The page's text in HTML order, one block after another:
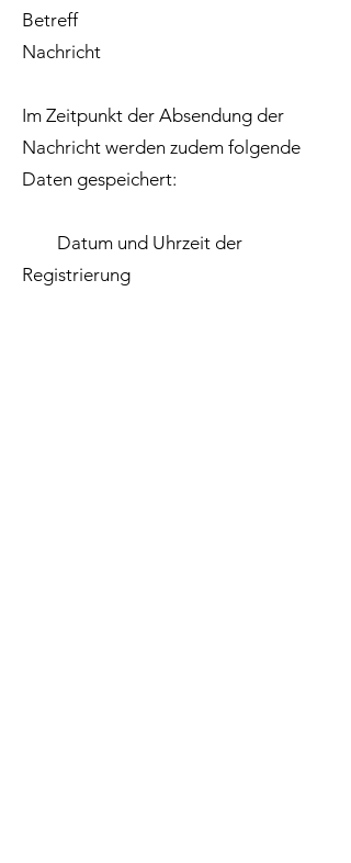
Betreff
Nachricht
Im Zeitpunkt der Absendung der
Nachricht werden zudem folgende
Daten gespeichert:
Datum und Uhrzeit der
Registrierung